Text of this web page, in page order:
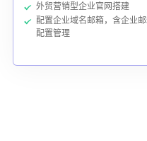
外贸营销型企业官网搭建
配置企业域名邮箱，含企业邮
配置管理